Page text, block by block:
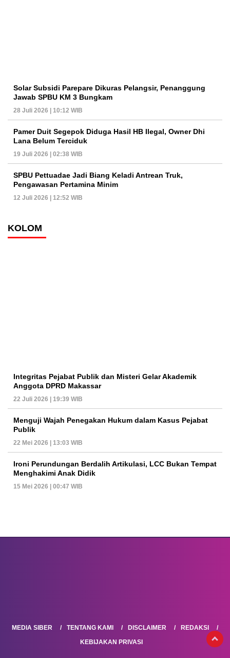
Solar Subsidi Parepare Dikuras Pelangsir, Penanggung
Jawab SPBU KM 3 Bungkam
28 Juli 2026 | 10:12 WIB
Pamer Duit Segepok Diduga Hasil HB Ilegal, Owner Dhi
Lana Belum Terciduk
19 Juli 2026 | 02:38 WIB
SPBU Pettuadae Jadi Biang Keladi Antrean Truk,
Pengawasan Pertamina Minim
12 Juli 2026 | 12:52 WIB
KOLOM
Integritas Pejabat Publik dan Misteri Gelar Akademik
Anggota DPRD Makassar
22 Juli 2026 | 19:39 WIB
Menguji Wajah Penegakan Hukum dalam Kasus Pejabat
Publik
22 Mei 2026 | 13:03 WIB
Ironi Perundungan Berdalih Artikulasi, LCC Bukan Tempat
Menghakimi Anak Didik
15 Mei 2026 | 00:47 WIB
MEDIA SIBER TENTANG KAMI DISCLAIMER
REDAKSI
KEBIJAKAN PRIVASI